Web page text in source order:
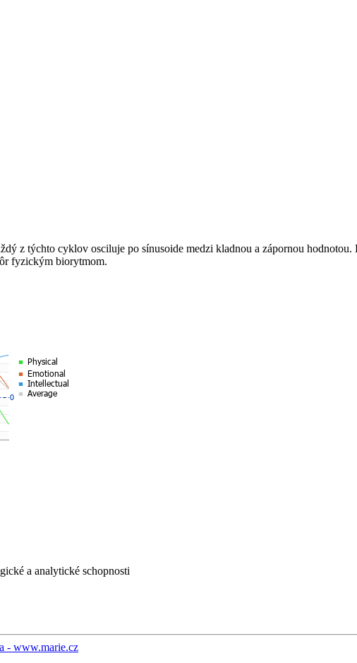
z týchto cyklov osciluje po sínusoide medzi kladnou a zápornou
fyzickým biorytmom.
a analytické schopnosti